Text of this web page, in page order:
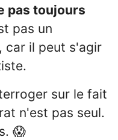
pas toujours
pas un
car il peut s'agir
sur le fait
n'est pas seul.
😱